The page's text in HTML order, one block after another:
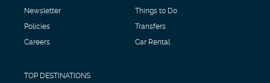
Newsletter
Policies
Careers
Things to Do
Transfers
Car Rental
TOP DESTINATIONS